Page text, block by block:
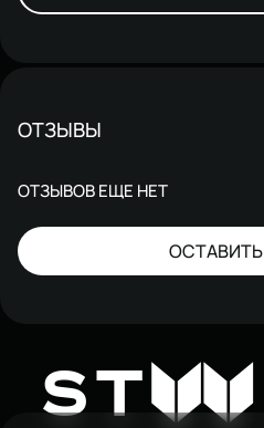
ОТЗЫВЫ
ОТЗЫВОВ ЕЩЕ НЕТ
STW